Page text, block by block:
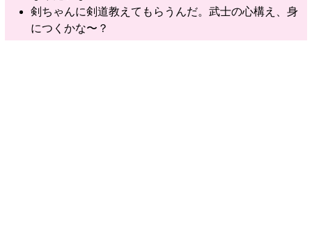
剣ちゃんに剣道教えてもらうんだ。武士の心構え、身
につくかな〜？